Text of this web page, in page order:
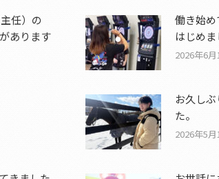
任）の
あります
働き始
はじめま
2026年6
お久し
た。
2026年5